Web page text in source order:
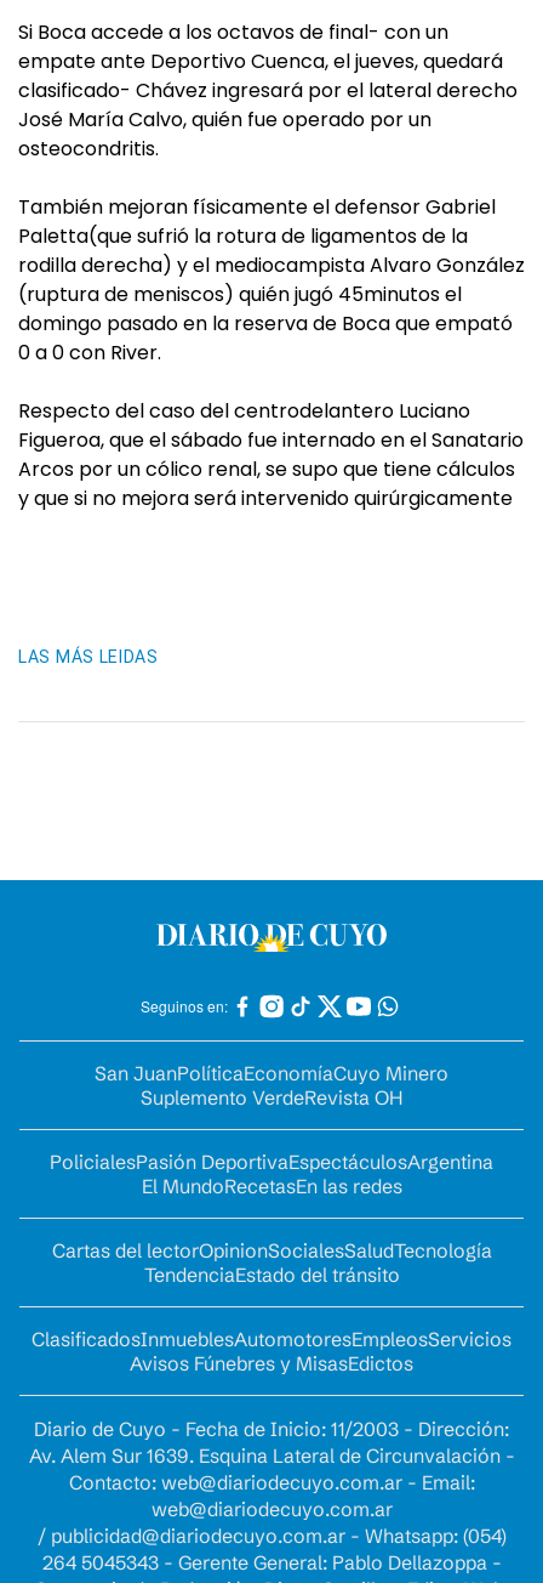
Si Boca accede a los octavos de final- con un
empate ante Deportivo Cuenca, el jueves, quedará
clasificado- Chávez ingresará por el lateral derecho
José María Calvo, quién fue operado por un
osteocondritis.
También mejoran físicamente el defensor Gabriel
Paletta(que sufrió la rotura de ligamentos de la
rodilla derecha) y el mediocampista Alvaro González
(ruptura de meniscos) quién jugó 45minutos el
domingo pasado en la reserva de Boca que empató
0 a 0 con River.
Respecto del caso del centrodelantero Luciano
Figueroa, que el sábado fue internado en el Sanatario
Arcos por un cólico renal, se supo que tiene cálculos
y que si no mejora será intervenido quirúrgicamente
LAS MÁS LEIDAS
Seguinos en:
San JuanPolíticaEconomíaCuyo Minero
Suplemento VerdeRevista OH
PolicialesPasión DeportivaEspectáculosArgentina
El MundoRecetasEn las redes
Cartas del lectorOpinionSocialesSaludTecnología
TendenciaEstado del tránsito
ClasificadosInmueblesAutomotoresEmpleosServicios
Avisos Fúnebres y MisasEdictos
Diario de Cuyo - Fecha de Inicio: 11/2003 - Dirección:
Av. Alem Sur 1639. Esquina Lateral de Circunvalación -
Contacto: web@diariodecuyo.com.ar- Email:
web@diariodecuyo.com.ar
/ publicidad@diariodecuyo.com.ar- Whatsapp: (054)
264 5045343 - Gerente General: Pablo Dellazoppa -